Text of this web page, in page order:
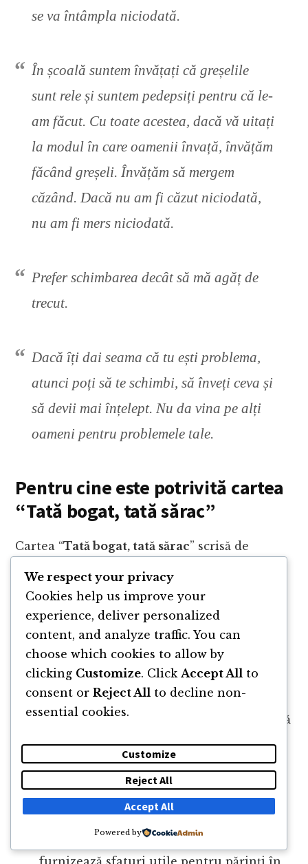
se va întâmpla niciodată.
În școală suntem învățați că greșelile
sunt rele și suntem pedepsiți pentru că le-
am făcut. Cu toate acestea, dacă vă uitați
la modul în care oamenii învață, învățăm
făcând greșeli. Învățăm să mergem
căzând. Dacă nu am fi căzut niciodată,
nu am fi mers niciodată.
Prefer schimbarea decât să mă agăț de
trecut.
Dacă îți dai seama că tu ești problema,
atunci poți să te schimbi, să înveți ceva și
să devii mai înțelept. Nu da vina pe alți
oameni pentru problemele tale.
Pentru cine este potrivită cartea
“Tată bogat, tată sărac”
Cartea “Tată bogat, tată sărac” scrisă de
largă de cititori și categorii de persoane,
datorită conținutului său relevant și
informativ despre educația financiară și
gestionarea banilor. Această carte este
potrivită mai ales pentru:
Tinerișistudenți: Cartea oferă o
introducere valoroasă în lumea financiară
înțeleagă concepte importante, cum ar fi
diferența dintreactive
importanțainvestițiilorși cum să își
gestioneze banii eficient.
: “
We respect your privacy
Cookies help us improve your
experience, deliver personalized
content, and analyze traffic. You can
choose which cookies to allow by
clicking Customize. Click Accept All to
consent or Reject All to decline non-
essential cookies.
Customize
Reject All
Accept All
Powered by